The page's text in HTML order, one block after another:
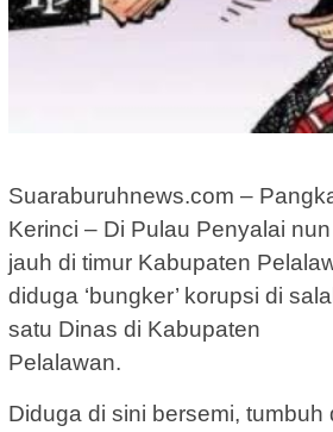
Suaraburuhnews.com –
Kerinci – Di Pulau Penyalai nun
jauh di timur Kabupaten
diduga ‘bungker’ korupsi di
satu Dinas di Kabupaten
Pelalawan.
Diduga di sini bersemi, tumbuh